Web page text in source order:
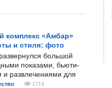
комплекс «Амбар»
и стиля: фото
большой
показами, бьюти-
и развлечениями для
1713